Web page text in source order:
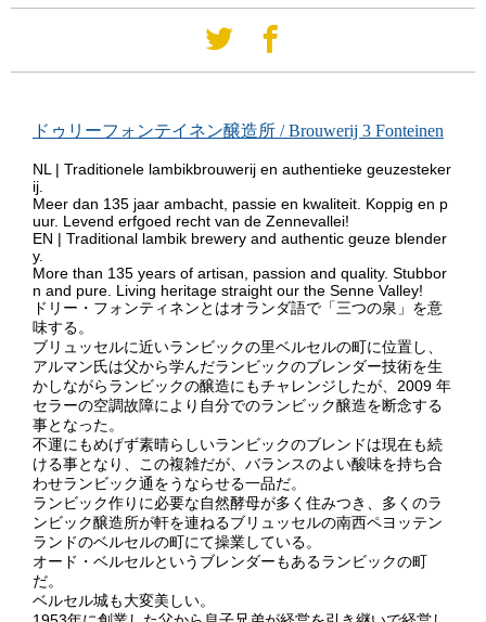
ドゥリーフォンテイネン醸造所 / Brouwerij 3 Fonteinen
NL | Traditionele lambikbrouwerij en authentieke geuzesteker
ij.
Meer dan 135 jaar ambacht, passie en kwaliteit. Koppig en p
uur. Levend erfgoed recht van de Zennevallei!
EN | Traditional lambik brewery and authentic geuze blender
y.
More than 135 years of artisan, passion and quality. Stubbor
n and pure. Living heritage straight our the Senne Valley!
ドリー・フォンティネンとはオランダ語で「三つの泉」を意
味する。
ブリュッセルに近いランビックの里ベルセルの町に位置し、
アルマン氏は父から学んだランビックのブレンダー技術を生
かしながらランビックの醸造にもチャレンジしたが、2009 年
セラーの空調故障により自分でのランビック醸造を断念する
事となった。
不運にもめげず素晴らしいランビックのブレンドは現在も続
ける事となり、この複雑だが、バランスのよい酸味を持ち合
わせランビック通をうならせる一品だ。
ランビック作りに必要な自然酵母が多く住みつき、多くのラ
ンビック醸造所が軒を連ねるブリュッセルの南西ペヨッテン
ランドのベルセルの町にて操業している。
オード・ベルセルというブレンダーもあるランビックの町
だ。
ベルセル城も大変美しい。